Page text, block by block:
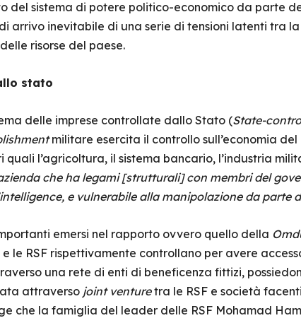
del sistema di potere politico-economico da parte
arrivo inevitabile di una serie di tensioni latenti tra
risorse del paese.
stato
delle imprese controllate dallo Stato (State-
militare esercita il controllo sull’economia
l’agricoltura, il sistema bancario, l’industria
che ha legami [strutturali] con membri del
e vulnerabile alla manipolazione da parte
emersi nel rapporto ovvero quello della
e le RSF rispettivamente controllano per avere
una rete di enti di beneficenza fittizi,
attraverso joint venturetra le RSF e società
che la famiglia del leader delle RSF Mohamad